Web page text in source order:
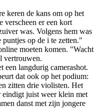
keren de kans om op het
verscheen er een kort
was. Volgens hem was
op de i te zetten."
moeten komen. "Wacht
vertrouwen.
een langdurig camerashot.
dat ook op het podium:
zitten drie violisten. Het
eindigt juist weer klein met
danst met zijn jongere